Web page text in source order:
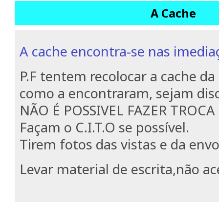
A Cache
A cache encontra-se nas
P.F tentem recolocar a cache
como a encontraram, sejam
NÃO É POSSIVEL FAZER
Façam o C.I.T.O se possível.
Tirem fotos das vistas e da
Levar material de escrita,não